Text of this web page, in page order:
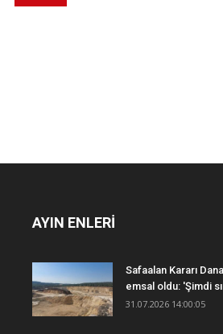
AYIN ENLERİ
Safaalan Kararı
emsal oldu: 'Şimdi
31.07.2026 14:00:05